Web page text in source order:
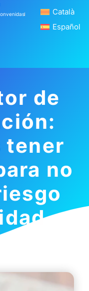
Català
Español
Català
de
tener
no